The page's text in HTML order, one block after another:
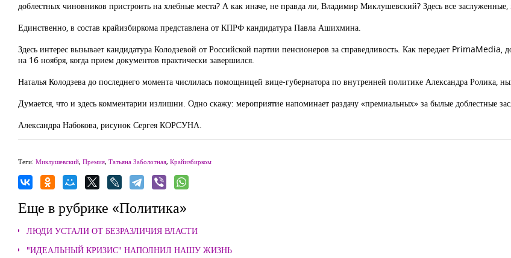
доблестных чиновников пристроить на хлебные места? А как иначе, не правда ли, Владимир Миклушевский? Здесь все
Единственно, в состав крайизбиркома представлена от КПРФ кандидатура Павла Ашихмина.
Здесь интерес вызывает кандидатура Колодзевой от Российской партии пенсионеров за справедливость. Как передает
на 16 ноября, когда прием документов практически завершился.
Наталья Колодзева до последнего момента числилась помощницей вице-губернатора по внутренней политике Александра Ролика,
Думается, что и здесь комментарии излишни. Одно скажу: мероприятие напоминает раздачу «премиальных» за былые доблестные
Александра Набокова, рисунок Сергея КОРСУНА.
Теги: Миклушевский, Премия, Татьяна Заболотная, Крайизбирком
Еще в рубрике «Политика»
ЛЮДИ УСТАЛИ ОТ БЕЗРАЗЛИЧИЯ ВЛАСТИ
"ИДЕАЛЬНЫЙ КРИЗИС" НАПОЛНИЛ НАШУ ЖИЗНЬ